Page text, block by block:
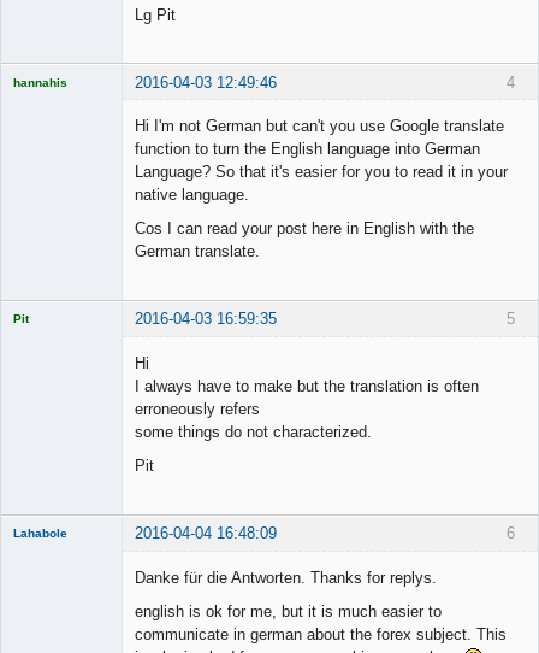
Lg Pit
4
hannahis 2016-04-03 12:49:46
Hi I'm not German but can't you use Google translate
function to turn the English language into German
Language? So that it's easier for you to read it in your
native language.
Cos I can read your post here in English with the
German translate.
5
Pit 2016-04-03 16:59:35
Hi
I always have to make but the translation is often
erroneously refers
some things do not characterized.
Pit
6
Lahabole 2016-04-04 16:48:09
Danke für die Antworten. Thanks for replys.
english is ok for me, but it is much easier to
communicate in german about the forex subject. This